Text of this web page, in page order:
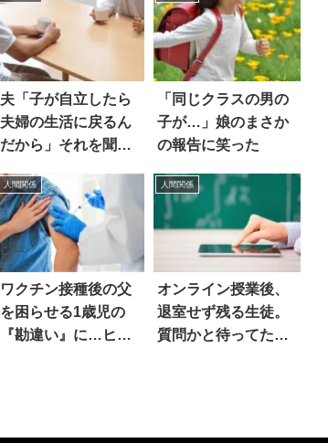
夫「子が自立したら
夫婦の生活に戻るん
だから」それを聞い
「同じクラスの男の
子が…」娘のまさか
の報告に笑った
人間関係
ワクチン接種後の父
を困らせる1歳児の
『勘違い』に…ヒィ
人間関係
オンライン授業後、
退室せず残る生徒。
質問かと待ってた